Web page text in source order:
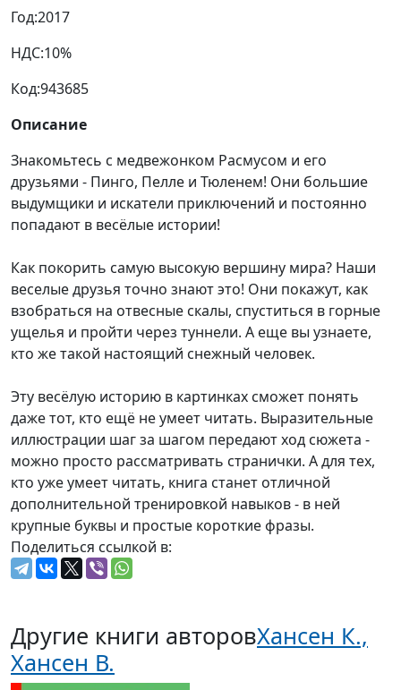
Год:2017
НДС:10%
Код:943685
Описание
Знакомьтесь с медвежонком Расмусом и его
друзьями - Пинго, Пелле и Тюленем! Они большие
выдумщики и искатели приключений и постоянно
попадают в весёлые истории!
Как покорить самую высокую вершину мира? Наши
веселые друзья точно знают это! Они покажут, как
взобраться на отвесные скалы, спуститься в горные
ущелья и пройти через туннели. А еще вы узнаете,
кто же такой настоящий снежный человек.
Эту весёлую историю в картинках сможет понять
даже тот, кто ещё не умеет читать. Выразительные
иллюстрации шаг за шагом передают ход сюжета -
можно просто рассматривать странички. А для тех,
кто уже умеет читать, книга станет отличной
дополнительной тренировкой навыков - в ней
крупные буквы и простые короткие фразы.
Поделиться ссылкой в:
Другие книги авторовХансен К.,
Хансен В.